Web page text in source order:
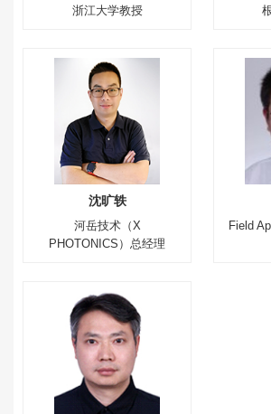
浙江大学教授
沈旷轶
河岳技术（X
PHOTONICS）总经理
Field